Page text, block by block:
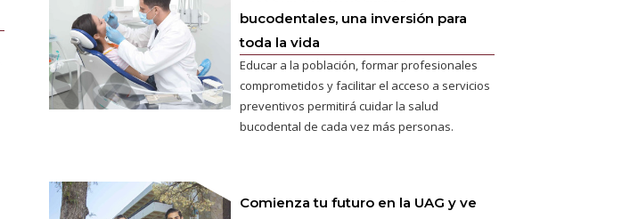
bucodentales, una inversión para
toda la vida
Educar a la población, formar profesionales
comprometidos y facilitar el acceso a servicios
preventivos permitirá cuidar la salud
bucodental de cada vez más personas.
Comienza tu futuro en la UAG y ve